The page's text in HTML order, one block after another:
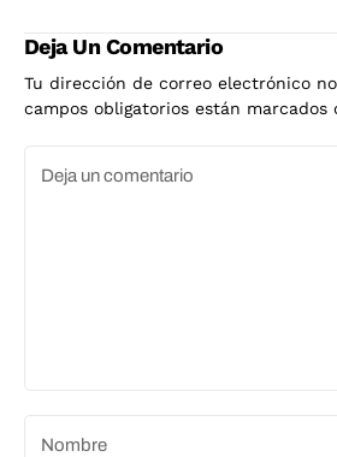
Deja Un Comentario
Tu dirección de correo electrónico
campos obligatorios están marcados